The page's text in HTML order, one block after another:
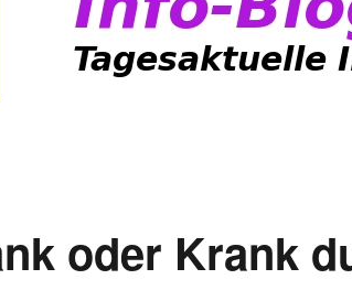
oder Krank